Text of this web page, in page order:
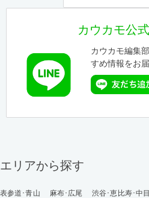
カウカモ公
カウカモ編集
すめ情報をお
エリアから探す
表参道･青山 麻布･広尾 渋谷･恵比寿･中